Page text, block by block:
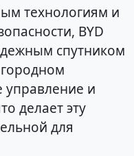
технологиям и
BYD
спутником
управление и
делает эту
для